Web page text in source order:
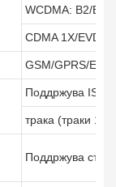
WCDMA: B2/B4/
CDMA 1X/EVDO:
GSM/GPRS/
Поддржува
трака (траки 1/
Поддржува